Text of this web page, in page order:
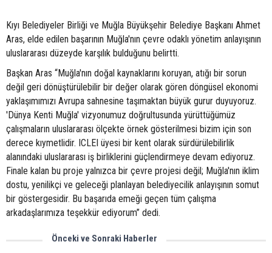
Kıyı Belediyeler Birliği ve Muğla Büyükşehir Belediye Başkanı Ahmet
Aras, elde edilen başarının Muğla'nın çevre odaklı yönetim anlayışının
uluslararası düzeyde karşılık bulduğunu belirtti.
Başkan Aras “Muğla'nın doğal kaynaklarını koruyan, atığı bir sorun
değil geri dönüştürülebilir bir değer olarak gören döngüsel ekonomi
yaklaşımımızı Avrupa sahnesine taşımaktan büyük gurur duyuyoruz.
'Dünya Kenti Muğla' vizyonumuz doğrultusunda yürüttüğümüz
çalışmaların uluslararası ölçekte örnek gösterilmesi bizim için son
derece kıymetlidir. ICLEI üyesi bir kent olarak sürdürülebilirlik
alanındaki uluslararası iş birliklerini güçlendirmeye devam ediyoruz.
Finale kalan bu proje yalnızca bir çevre projesi değil; Muğla'nın iklim
dostu, yenilikçi ve geleceği planlayan belediyecilik anlayışının somut
bir göstergesidir. Bu başarıda emeği geçen tüm çalışma
arkadaşlarımıza teşekkür ediyorum” dedi.
Önceki ve Sonraki Haberler